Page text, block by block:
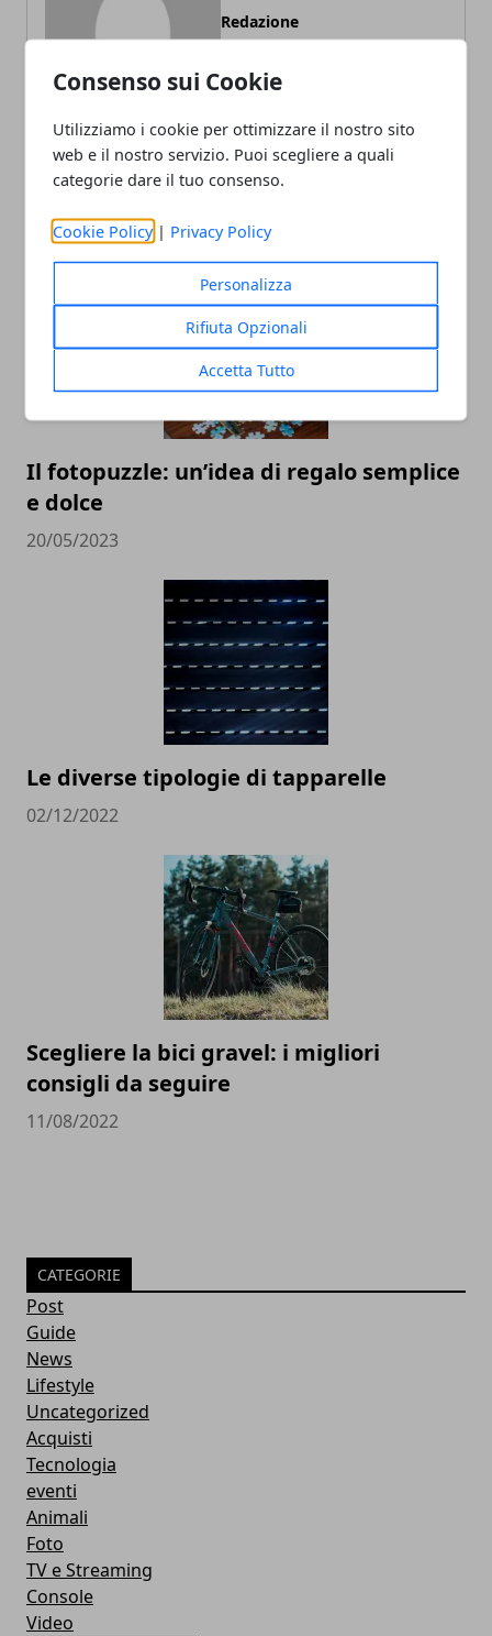
Consenso sui Cookie
Utilizziamo i cookie per ottimizzare il nostro sito
web e il nostro servizio. Puoi scegliere a quali
categorie dare il tuo consenso.
Cookie Policy | Privacy Policy
Personalizza
Rifiuta Opzionali
Accetta Tutto
Redazione
ARTICOLI CORRELATI
Il fotopuzzle: un’idea di regalo semplice
e dolce
20/05/2023
Le diverse tipologie di tapparelle
02/12/2022
Scegliere la bici gravel: i migliori
consigli da seguire
11/08/2022
CATEGORIE
Post
Guide
News
Lifestyle
Uncategorized
Acquisti
Tecnologia
eventi
Animali
Foto
TV e Streaming
Console
Video